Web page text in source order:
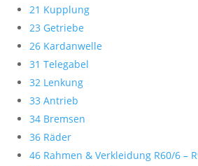
21 Kupplung
23 Getriebe
26 Kardanwelle
31 Telegabel
32 Lenkung
33 Antrieb
34 Bremsen
36 Räder
46 Rahmen & Verkleidung R60/6 –